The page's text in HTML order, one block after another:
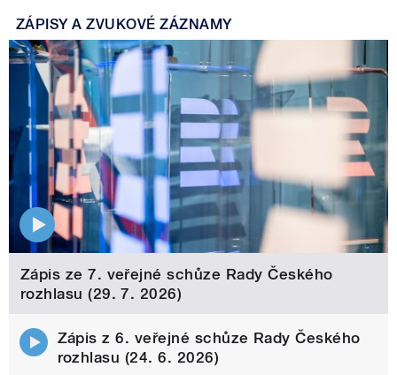
ZÁPISY A ZVUKOVÉ ZÁZNAMY
Zápis ze 7. veřejné schůze Rady Českého
rozhlasu (29. 7. 2026)
Zápis z 6. veřejné schůze Rady Českého
rozhlasu (24. 6. 2026)